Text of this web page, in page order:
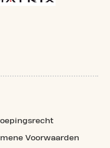
Voorwaarden